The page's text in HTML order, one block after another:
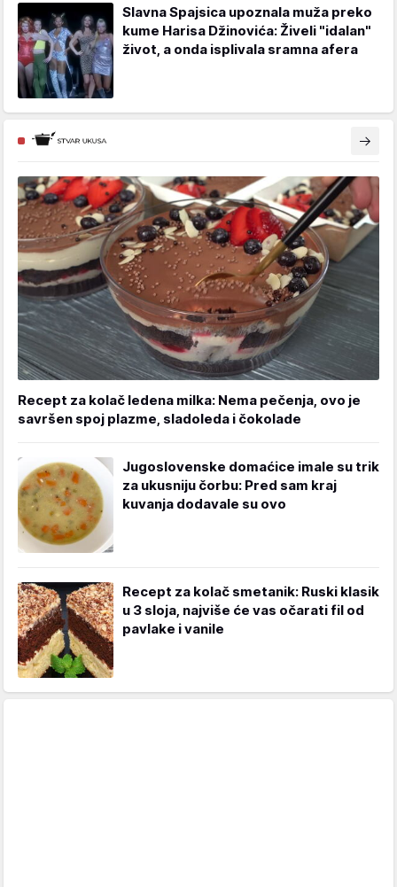
Slavna Spajsica upoznala muža preko
kume Harisa Džinovića: Živeli "idalan"
život, a onda isplivala sramna afera
Recept za kolač ledena milka: Nema pečenja, ovo je
savršen spoj plazme, sladoleda i čokolade
Jugoslovenske domaćice imale su trik
za ukusniju čorbu: Pred sam kraj
kuvanja dodavale su ovo
Recept za kolač smetanik: Ruski klasik
u 3 sloja, najviše će vas očarati fil od
pavlake i vanile